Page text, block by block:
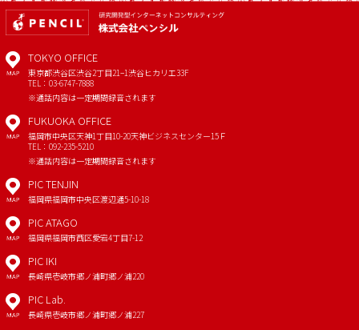
MAP
TOKYO OFFICE
東京都渋谷区渋谷2丁目21−1渋谷ヒカリエ33F
TEL：03-6747-7888
※通話内容は一定期間録音されます
MAP
FUKUOKA OFFICE
福岡市中央区天神1丁目10-20天神ビジネスセンター15Ｆ
TEL：092-235-5210
※通話内容は一定期間録音されます
MAP
PIC TENJIN
福岡県福岡市中央区渡辺通5-10-18
MAP
PIC ATAGO
福岡県福岡市西区愛宕4丁目7-12
MAP
PIC IKI
長崎県壱岐市郷ノ浦町郷ノ浦220
MAP
PIC Lab.
長崎県壱岐市郷ノ浦町郷ノ浦227